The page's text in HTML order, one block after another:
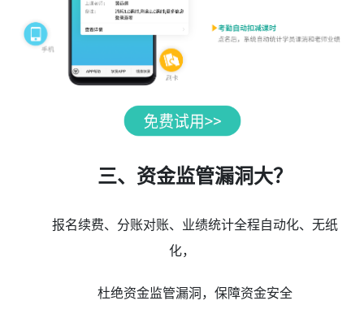
三、资金监管漏洞大？
报名续费、分账对账、业绩统计全程自动化、无纸
化，
杜绝资金监管漏洞，保障资金安全